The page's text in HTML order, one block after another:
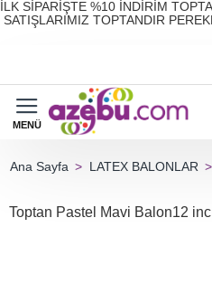
İLK SİPARİŞTE %10 İNDİRİM
SATIŞLARIMIZ TOPTANDIR
LATEX BALONLAR
Toptan Pastel Mavi Balon12 inc